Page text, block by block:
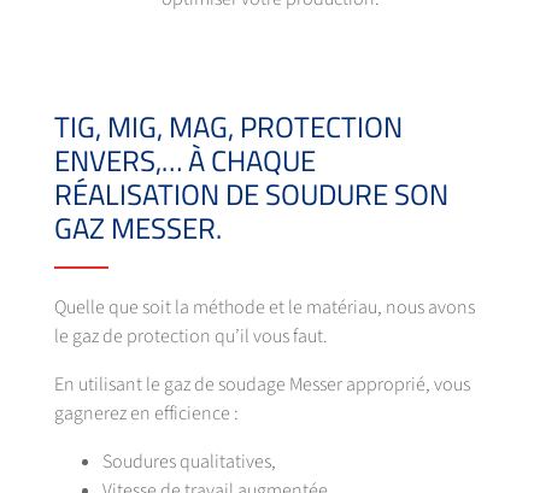
TIG, MIG, MAG, PROTECTION
ENVERS,… À CHAQUE
RÉALISATION DE SOUDURE SON
GAZ MESSER.
Quelle que soit la méthode et le matériau, nous avons
le gaz de protection qu’il vous faut.
En utilisant le gaz de soudage Messer approprié, vous
gagnerez en efficience :
Soudures qualitatives,